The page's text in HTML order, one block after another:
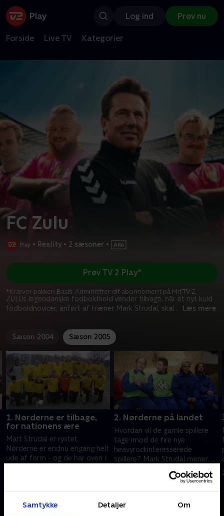
Samtykke Detaljer Om
Log ind Prøv nu
Forside Live TV Kategorier
FC Zulu
• Reality • 2 sæsoner •
ZULUs legendariske fodboldhold vender tilbage, når et nyt kuld
fodboldnovicer, anført af træner Mark Strudal, skal... Læs mere
Prøv TV 2 Play*
*Kræver pakken Basis. Administrer dit abonnement på Mit TV 2.
Sæson 2004 Sæson 2005
1. Nørderne er tilbage,
for nationens ære
Mart Strudal er rystet.
Nørderne er endnu engang helt
ude af form - og de har oven i
2. Nørderne på landet
Hvordan vil de gamle spillere
tage imod de fire nye
heavyrockinteresserede
spillere? Mark Strudal mener, at
inden den nye sæson
19. september 2005 • 28 min
Andre så også